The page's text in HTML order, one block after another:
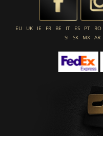
EU UK IE FR BE IT ES PT RO
SI
SK MX AR